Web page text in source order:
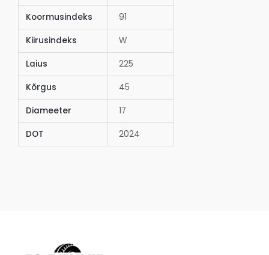
Koormusindeks 91
Kiirusindeks W
Laius 225
Kõrgus 45
Diameeter 17
DOT 2024